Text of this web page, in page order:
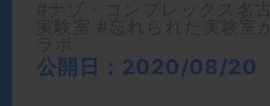
公開日：2020/08/20